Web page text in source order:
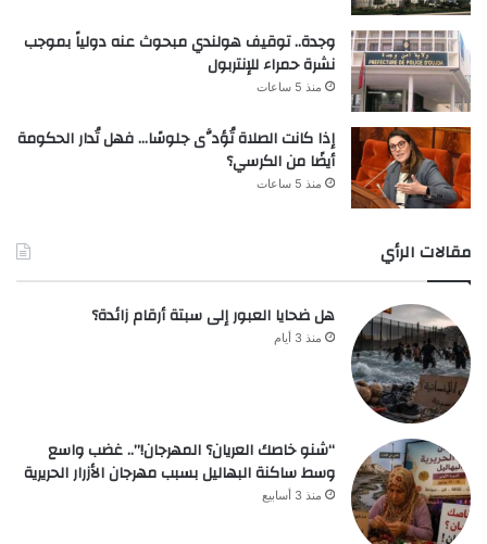
وجدة.. توقيف هولندي مبحوث عنه دولياً بموجب
نشرة حمراء للإنتربول
منذ 5 ساعات
إذا كانت الصلاة تُؤدَّى جلوسًا… فهل تُدار الحكومة
أيضًا من الكرسي؟
منذ 5 ساعات
مقالات الرأي
هل ضحايا العبور إلى سبتة أرقام زائدة؟
منذ 3 أيام
“شنو خاصك العريان؟ المهرجان!”.. غضب واسع
وسط ساكنة البهاليل بسبب مهرجان الأزرار الحريرية
منذ 3 أسابيع